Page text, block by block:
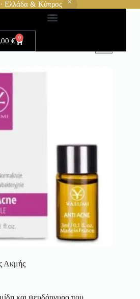
Ελλάδα & Κύπρος
€ 0
Ακμής